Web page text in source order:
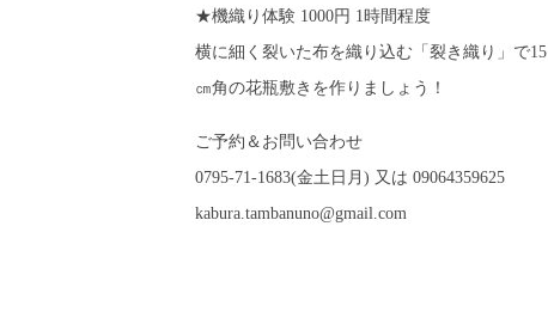
★機織り体験 1000円 1時間程度
横に細く裂いた布を織り込む「裂き織り」で15
㎝角の花瓶敷きを作りましょう！
ご予約＆お問い合わせ
0795-71-1683(金土日月) 又は 09064359625
kabura.tambanuno@gmail.com